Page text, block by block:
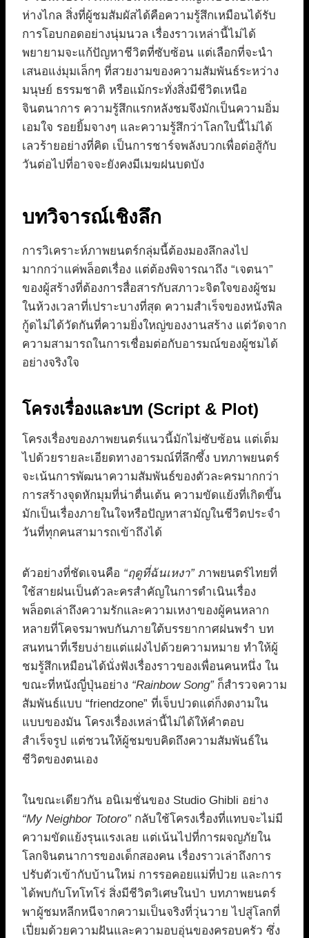
ห่างไกล สิ่งที่ผู้ชมสัมผัสได้คือความรู้สึกเหมือนได้รับ
การโอบกอดอย่างนุ่มนวล เรื่องราวเหล่านี้ไม่ได้
พยายามจะแก้ปัญหาชีวิตที่ซับซ้อน แต่เลือกที่จะนำ
เสนอแง่มุมเล็กๆ ที่สวยงามของความสัมพันธ์ระหว่าง
มนุษย์ ธรรมชาติ หรือแม้กระทั่งสิ่งมีชีวิตเหนือ
จินตนาการ ความรู้สึกแรกหลังชมจึงมักเป็นความอิ่ม
เอมใจ รอยยิ้มจางๆ และความรู้สึกว่าโลกใบนี้ไม่ได้
เลวร้ายอย่างที่คิด เป็นการชาร์จพลังบวกเพื่อต่อสู้กับ
วันต่อไปที่อาจจะยังคงมีเมฆฝนบดบัง
บทวิจารณ์เชิงลึก
การวิเคราะห์ภาพยนตร์กลุ่มนี้ต้องมองลึกลงไป
มากกว่าแค่พล็อตเรื่อง แต่ต้องพิจารณาถึง “เจตนา”
ของผู้สร้างที่ต้องการสื่อสารกับสภาวะจิตใจของผู้ชม
ในห้วงเวลาที่เปราะบางที่สุด ความสำเร็จของหนังฟีล
กู้ดไม่ได้วัดกันที่ความยิ่งใหญ่ของงานสร้าง แต่วัดจาก
ความสามารถในการเชื่อมต่อกับอารมณ์ของผู้ชมได้
อย่างจริงใจ
โครงเรื่องและบท (Script & Plot)
โครงเรื่องของภาพยนตร์แนวนี้มักไม่ซับซ้อน แต่เต็ม
ไปด้วยรายละเอียดทางอารมณ์ที่ลึกซึ้ง บทภาพยนตร์
จะเน้นการพัฒนาความสัมพันธ์ของตัวละครมากกว่า
การสร้างจุดหักมุมที่น่าตื่นเต้น ความขัดแย้งที่เกิดขึ้น
มักเป็นเรื่องภายในใจหรือปัญหาสามัญในชีวิตประจำ
วันที่ทุกคนสามารถเข้าถึงได้
ตัวอย่างที่ชัดเจนคือ “ฤดูที่ฉันเหงา”ภาพยนตร์ไทยที่
ใช้สายฝนเป็นตัวละครสำคัญในการดำเนินเรื่อง
พล็อตเล่าถึงความรักและความเหงาของผู้คนหลาก
หลายที่โคจรมาพบกันภายใต้บรรยากาศฝนพรำ บท
สนทนาที่เรียบง่ายแต่แฝงไปด้วยความหมาย ทำให้ผู้
ชมรู้สึกเหมือนได้นั่งฟังเรื่องราวของเพื่อนคนหนึ่ง ใน
ขณะที่หนังญี่ปุ่นอย่าง “Rainbow Song”ก็สำรวจความ
สัมพันธ์แบบ “friendzone” ที่เจ็บปวดแต่ก็งดงามใน
แบบของมัน โครงเรื่องเหล่านี้ไม่ได้ให้คำตอบ
สำเร็จรูป แต่ชวนให้ผู้ชมขบคิดถึงความสัมพันธ์ใน
ชีวิตของตนเอง
ในขณะเดียวกัน อนิเมชั่นของ Studio Ghibli อย่าง
“My Neighbor Totoro”กลับใช้โครงเรื่องที่แทบจะไม่มี
ความขัดแย้งรุนแรงเลย แต่เน้นไปที่การผจญภัยใน
โลกจินตนาการของเด็กสองคน เรื่องราวเล่าถึงการ
ปรับตัวเข้ากับบ้านใหม่ การรอคอยแม่ที่ป่วย และการ
ได้พบกับโทโทโร่ สิ่งมีชีวิตวิเศษในป่า บทภาพยนตร์
พาผู้ชมหลีกหนีจากความเป็นจริงที่วุ่นวาย ไปสู่โลกที่
เปี่ยมด้วยความฝันและความอบอุ่นของครอบครัว ซึ่ง